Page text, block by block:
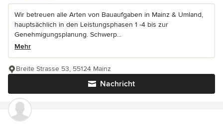
Wir betreuen alle Arten von Bauaufgaben in Mainz & Umland,
hauptsächlich in den Leistungsphasen 1 -4 bis zur
Genehmigungsplanung. Schwerp...
Mehr
Nachricht
Breite Strasse 53, 55124 Mainz